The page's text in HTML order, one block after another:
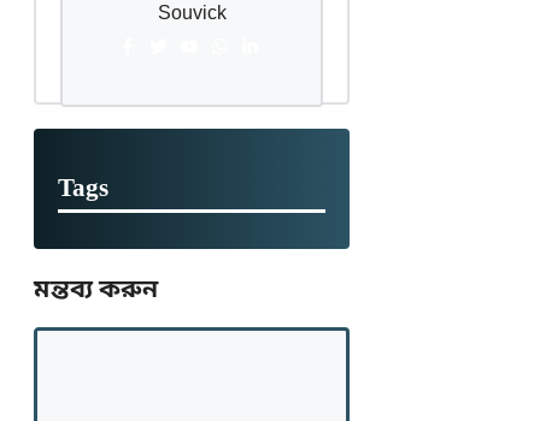
Souvick
Tags
মন্তব্য করুন
মন্তব্য